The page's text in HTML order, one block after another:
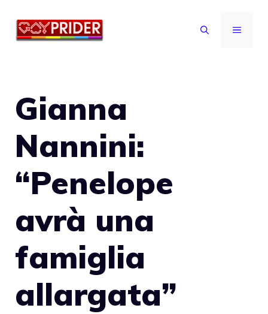
MENU
Gianna
Nannini:
“Penelope
avrà una
famiglia
allargata”